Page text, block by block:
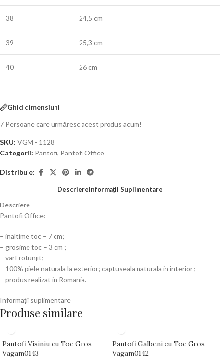
38 24,5 cm
39 25,3 cm
40 26 cm
Ghid dimensiuni
7 Persoane care urmăresc acest produs acum!
SKU: VGM - 1128
Categorii: Pantofi, Pantofi Office
Distribuie:
DescriereInformații Suplimentare
Descriere
Pantofi Office:
– inaltime toc – 7 cm;
– grosime toc – 3 cm ;
– varf rotunjit;
– 100% piele naturala la exterior; captuseala naturala in interior ;
– produs realizat in Romania.
Informații suplimentare
Produse similare
Pantofi Visiniu cu Toc Gros
Vagam0143
Pantofi Galbeni cu Toc Gros
Vagam0142